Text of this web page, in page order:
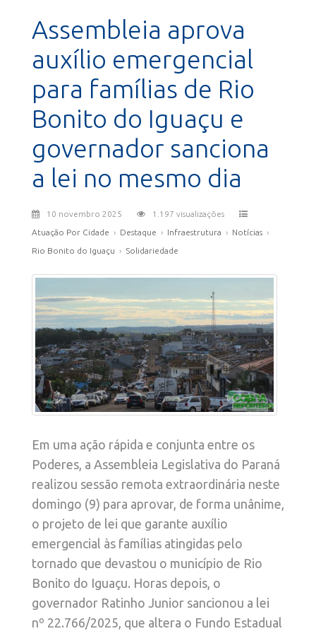
Assembleia aprova
auxílio emergencial
para famílias de Rio
Bonito do Iguaçu e
governador sanciona
a lei no mesmo dia
10 novembro 2025
1.197 visualizações
Atuação Por Cidade › Destaque › Infraestrutura › Notícias ›
Rio Bonito do Iguaçu › Solidariedade
Em uma ação rápida e conjunta entre os
Poderes, a Assembleia Legislativa do Paraná
realizou sessão remota extraordinária neste
domingo (9) para aprovar, de forma unânime,
o projeto de lei que garante auxílio
emergencial às famílias atingidas pelo
tornado que devastou o município de Rio
Bonito do Iguaçu. Horas depois, o
governador Ratinho Junior sancionou a lei
nº 22.766/2025, que altera o Fundo Estadual